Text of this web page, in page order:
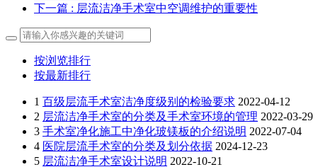
下一篇 : 层流洁净手术室中空调维护的重要性
按浏览排行
按最新排行
1 百级层流手术室洁净度级别的检验要求 2022-04-12
2 层流洁净手术室的分类及手术室环境的管理 2022-03-29
3 手术室净化施工中净化玻镁板的介绍说明 2022-07-04
4 医院层流手术室的分类及划分依据 2024-12-23
5 层流洁净手术室设计说明 2022-10-21